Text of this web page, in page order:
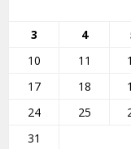
3
4
10
11
17
18
24
25
31